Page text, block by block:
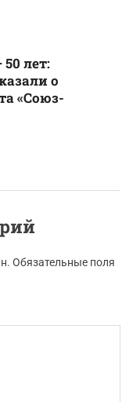
лет:
о
«Союз-
Обязательные поля